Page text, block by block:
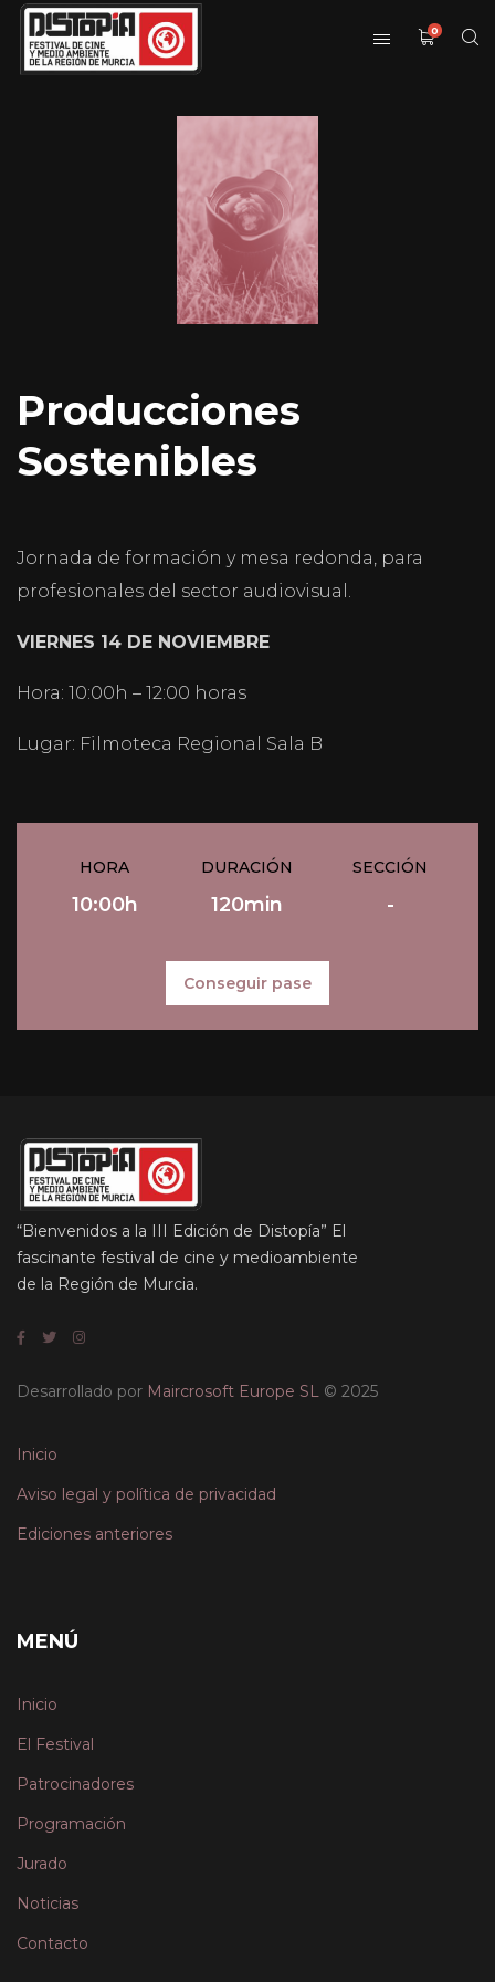
0
Producciones
Sostenibles
Jornada de formación y mesa redonda, para
profesionales del sector audiovisual.
VIERNES 14 DE NOVIEMBRE
Hora: 10:00h – 12:00 horas
Lugar: Filmoteca Regional Sala B
HORA
10:00h
DURACIÓN
120min
SECCIÓN
-
Conseguir pase
“Bienvenidos a la III Edición de Distopía” El
fascinante festival de cine y medioambiente
de la Región de Murcia.
Desarrollado por Maircrosoft Europe SL © 2025
Inicio
Aviso legal y política de privacidad
Ediciones anteriores
MENÚ
Inicio
El Festival
Patrocinadores
Programación
Jurado
Noticias
Contacto